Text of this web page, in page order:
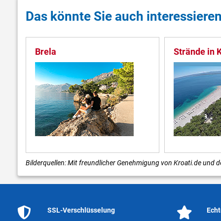
Das könnte Sie auch
Brela Strände in
Bilderquellen: Mit freundlicher Genehmigung von Kroati.de und
SSL-Verschlüsselung